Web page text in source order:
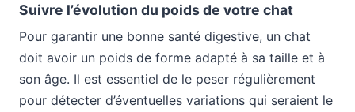
Suivre l’évolution du poids de votre chat
Pour garantir une bonne santé digestive, un chat
doit avoir un poids de forme adapté à sa taille et à
son âge. Il est essentiel de le peser régulièrement
pour détecter d’éventuelles variations qui seraient le